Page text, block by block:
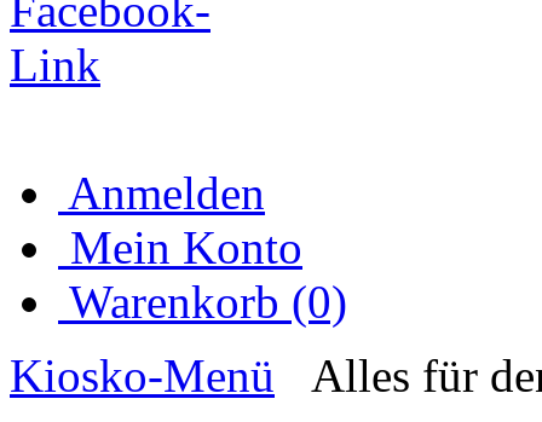
Anmelden
Mein Konto
Warenkorb (0)
Kiosko-Menü
Alles für